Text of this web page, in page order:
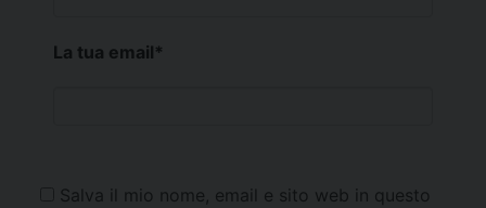
La tua email*
Salva il mio nome, email e sito web in questo